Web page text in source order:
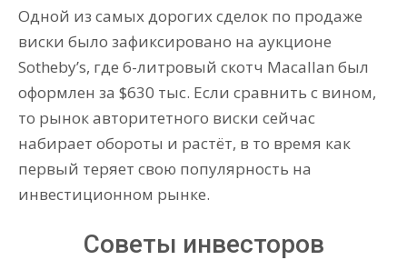
Одной из самых дорогих сделок по продаже
виски было зафиксировано на аукционе
Sotheby’s, где 6-литровый скотч Macallan был
оформлен за $630 тыс. Если сравнить с вином,
то рынок авторитетного виски сейчас
набирает обороты и растёт, в то время как
первый теряет свою популярность на
инвестиционном рынке.
Советы инвесторов